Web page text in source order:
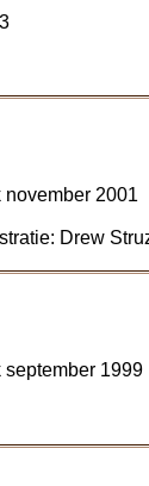
november 2001
Drew
september 1999